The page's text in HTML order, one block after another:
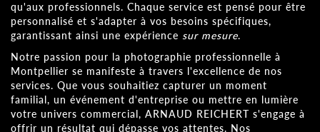
qu'aux professionnels. Chaque service est pensé pour être
personnalisé et s'adapter à vos besoins spécifiques,
garantissant ainsi une expérience sur mesure.
Notre passion pour la photographie professionnelle à
Montpellier se manifeste à travers l'excellence de nos
services. Que vous souhaitiez capturer un moment
familial, un événement d'entreprise ou mettre en lumière
votre univers commercial, ARNAUD REICHERT s'engage à
offrir un résultat qui dépasse vos attentes. Nos